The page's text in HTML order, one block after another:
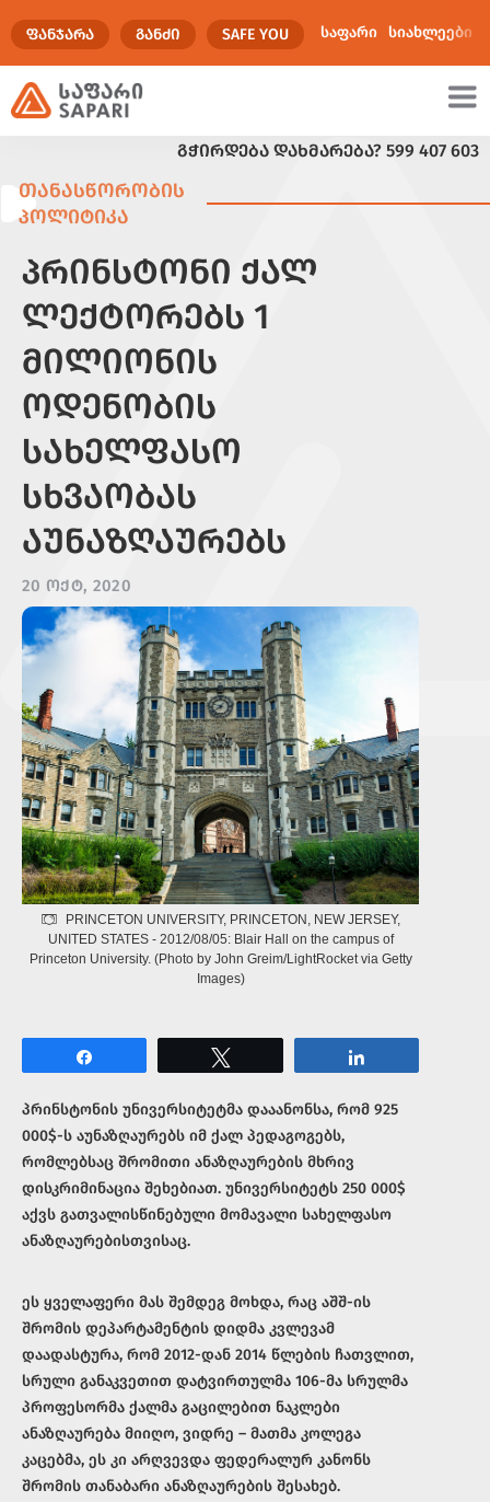
ᲤᲐᲜᲯᲐᲠᲐ ᲒᲐᲜᲫᲘ SAFE YOU საფარი სიახლეები
ᲒᲭᲘᲠᲓᲔᲑᲐ ᲓᲐᲮᲛᲐᲠᲔᲑᲐ? 599 407 603
ᲗᲐᲜᲐᲡᲬᲝᲠᲝᲑᲘᲡ
ᲞᲝᲚᲘᲢᲘᲙᲐ
ᲞᲠᲘᲜᲡᲢᲝᲜᲘ ᲥᲐᲚ
ᲚᲔᲥᲢᲝᲠᲔᲑᲡ 1
ᲛᲘᲚᲘᲝᲜᲘᲡ
ᲝᲓᲔᲜᲝᲑᲘᲡ
ᲡᲐᲮᲔᲚᲤᲐᲡᲝ
ᲡᲮᲕᲐᲝᲑᲐᲡ
ᲐᲣᲜᲐᲖᲦᲐᲣᲠᲔᲑᲡ
20 ᲝᲥᲢ, 2020
PRINCETON UNIVERSITY, PRINCETON, NEW JERSEY,
UNITED STATES - 2012/08/05: Blair Hall on the campus of
Princeton University. (Photo by John Greim/LightRocket via Getty
Images)
პრინსტონის უნივერსიტეტმა დააანონსა, რომ 925
000$-ს აუნაზღაურებს იმ ქალ პედაგოგებს,
რომლებსაც შრომითი ანაზღაურების მხრივ
დისკრიმინაცია შეხებიათ. უნივერსიტეტს 250 000$
აქვს გათვალისწინებული მომავალი სახელფასო
ანაზღაურებისთვისაც.
ეს ყველაფერი მას შემდეგ მოხდა, რაც აშშ-ის
შრომის დეპარტამენტის დიდმა კვლევამ
დაადასტურა, რომ 2012-დან 2014 წლების ჩათვლით,
სრული განაკვეთით დატვირთულმა 106-მა სრულმა
პროფესორმა ქალმა გაცილებით ნაკლები
ანაზღაურება მიიღო, ვიდრე – მათმა კოლეგა
კაცებმა, ეს კი არღვევდა ფედერალურ კანონს
შრომის თანაბარი ანაზღაურების შესახებ.